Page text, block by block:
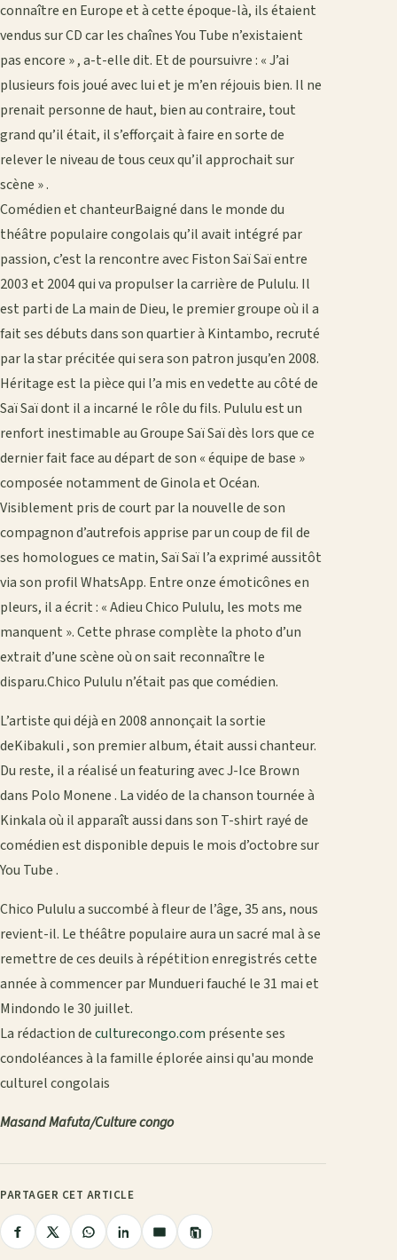
connaître en Europe et à cette époque-là, ils étaient
vendus sur CD car les chaînes You Tube n’existaient
pas encore » , a-t-elle dit. Et de poursuivre : « J’ai
plusieurs fois joué avec lui et je m’en réjouis bien. Il ne
prenait personne de haut, bien au contraire, tout
grand qu’il était, il s’efforçait à faire en sorte de
relever le niveau de tous ceux qu’il approchait sur
scène » .
Comédien et chanteurBaigné dans le monde du
théâtre populaire congolais qu’il avait intégré par
passion, c’est la rencontre avec Fiston Saï Saï entre
2003 et 2004 qui va propulser la carrière de Pululu. Il
est parti de La main de Dieu, le premier groupe où il a
fait ses débuts dans son quartier à Kintambo, recruté
par la star précitée qui sera son patron jusqu’en 2008.
Héritage est la pièce qui l’a mis en vedette au côté de
Saï Saï dont il a incarné le rôle du fils. Pululu est un
renfort inestimable au Groupe Saï Saï dès lors que ce
dernier fait face au départ de son « équipe de base »
composée notamment de Ginola et Océan.
Visiblement pris de court par la nouvelle de son
compagnon d’autrefois apprise par un coup de fil de
ses homologues ce matin, Saï Saï l’a exprimé aussitôt
via son profil WhatsApp. Entre onze émoticônes en
pleurs, il a écrit : « Adieu Chico Pululu, les mots me
manquent ». Cette phrase complète la photo d’un
extrait d’une scène où on sait reconnaître le
disparu.Chico Pululu n’était pas que comédien.
L’artiste qui déjà en 2008 annonçait la sortie
deKibakuli , son premier album, était aussi chanteur.
Du reste, il a réalisé un featuring avec J-Ice Brown
dans Polo Monene . La vidéo de la chanson tournée à
Kinkala où il apparaît aussi dans son T-shirt rayé de
comédien est disponible depuis le mois d’octobre sur
You Tube .
Chico Pululu a succombé à fleur de l’âge, 35 ans, nous
revient-il. Le théâtre populaire aura un sacré mal à se
remettre de ces deuils à répétition enregistrés cette
année à commencer par Mundueri fauché le 31 mai et
Mindondo le 30 juillet.
La rédaction deculturecongo.com présente ses
condoléances à la famille éplorée ainsi qu'au monde
culturel congolais
Masand Mafuta/Culture congo
PARTAGER CET ARTICLE
PartagerPartagerPartagerPartagerPartager
Copier
le